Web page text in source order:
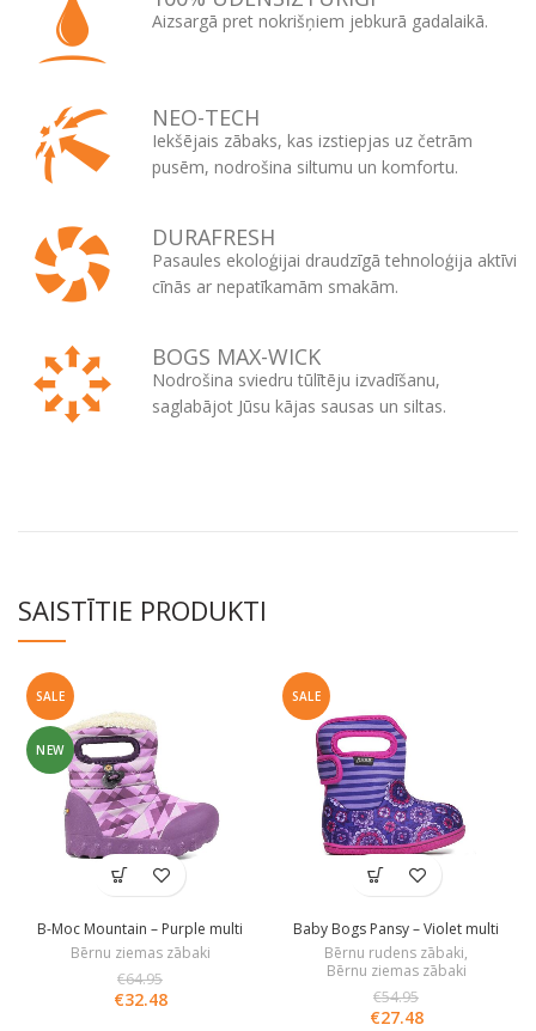
Aizsargā pret nokrišņiem jebkurā gadalaikā.
NEO-TECH
Iekšējais zābaks, kas izstiepjas uz četrām
pusēm, nodrošina siltumu un komfortu.
DURAFRESH
Pasaules ekoloģijai draudzīgā tehnoloģija aktīvi
cīnās ar nepatīkamām smakām.
BOGS MAX-WICK
Nodrošina sviedru tūlītēju izvadīšanu,
saglabājot Jūsu kājas sausas un siltas.
SAISTĪTIE PRODUKTI
SALE
NEW
B-Moc Mountain – Purple multi
Bērnu ziemas zābaki
€64.95
€32.48
SALE
Baby Bogs Pansy – Violet multi
Bērnu rudens zābaki,
Bērnu ziemas zābaki
€54.95
€27.48